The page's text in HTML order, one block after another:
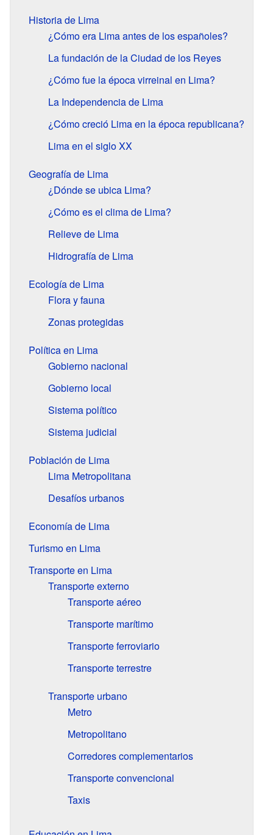
Historia de Lima
¿Cómo era Lima antes de los españoles?
La fundación de la Ciudad de los Reyes
¿Cómo fue la época virreinal en Lima?
La Independencia de Lima
¿Cómo creció Lima en la época republicana?
Lima en el siglo XX
Geografía de Lima
¿Dónde se ubica Lima?
¿Cómo es el clima de Lima?
Relieve de Lima
Hidrografía de Lima
Ecología de Lima
Flora y fauna
Zonas protegidas
Política en Lima
Gobierno nacional
Gobierno local
Sistema político
Sistema judicial
Población de Lima
Lima Metropolitana
Desafíos urbanos
Economía de Lima
Turismo en Lima
Transporte en Lima
Transporte externo
Transporte aéreo
Transporte marítimo
Transporte ferroviario
Transporte terrestre
Transporte urbano
Metro
Metropolitano
Corredores complementarios
Transporte convencional
Taxis